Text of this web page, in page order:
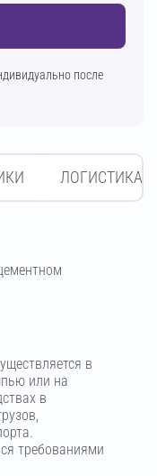
после
ЛОГИСТИКА
в
или на
в
требованиями